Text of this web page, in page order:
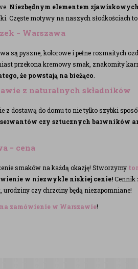
Niezbędnym elementem zjawiskowych
Częste motywy na naszych słodkościach to
− Warszawa
są pyszne, kolorowe i pełne rozmaitych
przekona kremowy smak, znakomity
że powstają na bieżąco
z naturalnych składników
z dostawą do domu to nie tylko szybki
czy sztucznych barwników
− cena
smaków na każdą okazję! Stworzymy
w niezwykle niskiej cenie!Cennik
urodziny czy chrzciny będą niezapomniane!
zamówienie w Warszawie!